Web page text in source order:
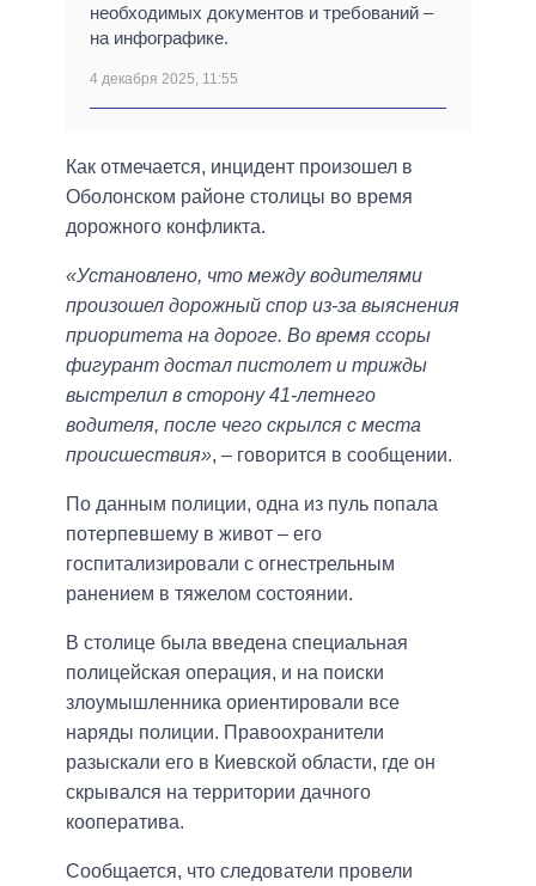
необходимых документов и требований –
на инфографике.
4 декабря 2025, 11:55
Как отмечается, инцидент произошел в
Оболонском районе столицы во время
дорожного конфликта.
«Установлено, что между водителями
произошел дорожный спор из-за выяснения
приоритета на дороге. Во время ссоры
фигурант достал пистолет и трижды
выстрелил в сторону 41-летнего
водителя, после чего скрылся с места
происшествия», – говорится в сообщении.
По данным полиции, одна из пуль попала
потерпевшему в живот – его
госпитализировали с огнестрельным
ранением в тяжелом состоянии.
В столице была введена специальная
полицейская операция, и на поиски
злоумышленника ориентировали все
наряды полиции. Правоохранители
разыскали его в Киевской области, где он
скрывался на территории дачного
кооператива.
Сообщается, что следователи провели